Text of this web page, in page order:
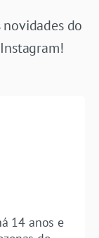
do
14 anos e